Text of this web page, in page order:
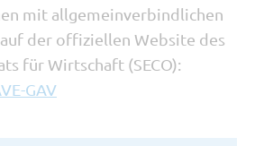
mit allgemeinverbindlichen
der offiziellen Website des
für Wirtschaft (SECO):
GAV